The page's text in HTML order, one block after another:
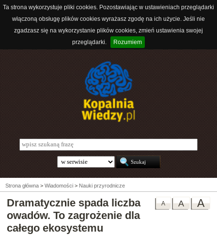
Ta strona wykorzystuje pliki cookies. Pozostawiając w ustawieniach przeglądarki
włączoną obsługę plików cookies wyrażasz zgodę na ich użycie. Jeśli nie
zgadzasz się na wykorzystanie plików cookies, zmień ustawienia swojej
przeglądarki.
Rozumiem
Strona główna > Wiadomości > Nauki przyrodnicze
A
A
A
Dramatycznie spada liczba
owadów. To zagrożenie dla
całego ekosystemu